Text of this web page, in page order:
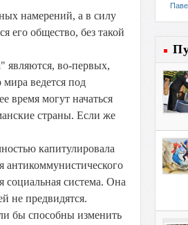
намерений, а в силу
его общество, без такой
являются, во-первых,
ведется под
время могут начаться
страны. Если же
капитулировала
антикоммунистического
социальная система. Она
не предвидятся.
бы способны изменить